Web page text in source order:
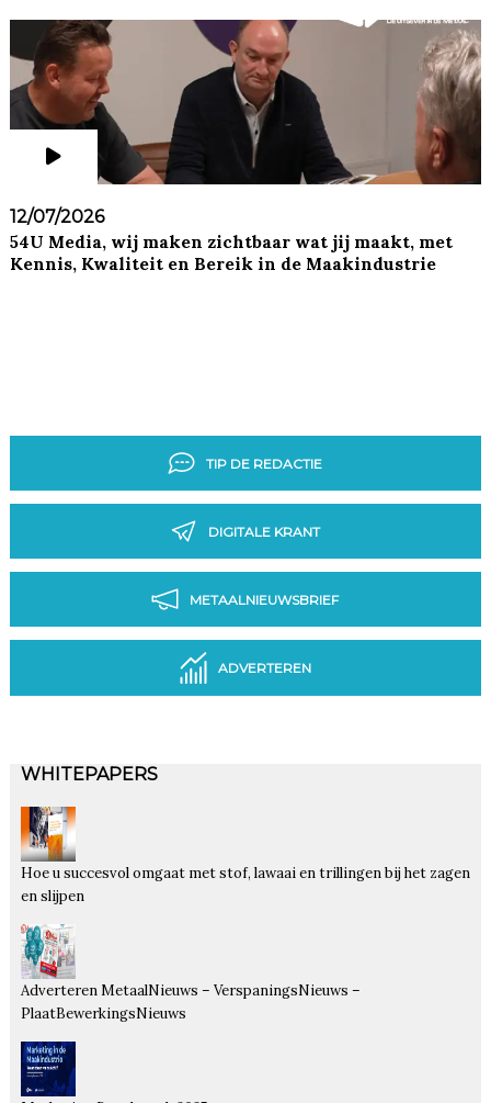
12/07/2026
54U Media, wij maken zichtbaar wat jij maakt, met
Kennis, Kwaliteit en Bereik in de Maakindustrie
TIP DE REDACTIE
DIGITALE KRANT
METAALNIEUWSBRIEF
ADVERTEREN
WHITEPAPERS
Hoe u succesvol omgaat met stof, lawaai en trillingen bij het zagen
en slijpen
Adverteren MetaalNieuws – VerspaningsNieuws –
PlaatBewerkingsNieuws